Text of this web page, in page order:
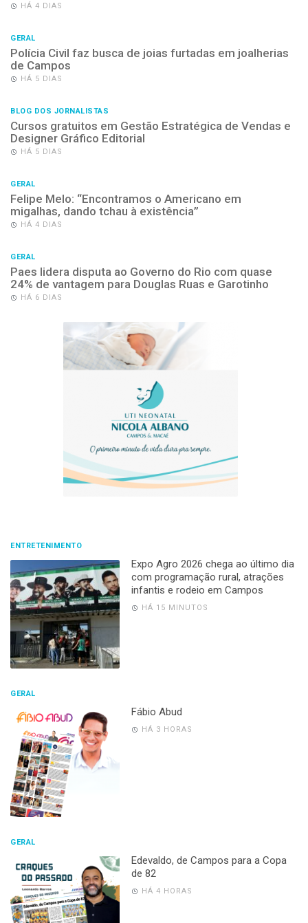
HÁ 4 DIAS
GERAL
Polícia Civil faz busca de joias furtadas em joalherias
de Campos
HÁ 5 DIAS
BLOG DOS JORNALISTAS
Cursos gratuitos em Gestão Estratégica de Vendas e
Designer Gráfico Editorial
HÁ 5 DIAS
GERAL
Felipe Melo: “Encontramos o Americano em
migalhas, dando tchau à existência”
HÁ 4 DIAS
GERAL
Paes lidera disputa ao Governo do Rio com quase
24% de vantagem para Douglas Ruas e Garotinho
HÁ 6 DIAS
ENTRETENIMENTO
Expo Agro 2026 chega ao último dia
com programação rural, atrações
infantis e rodeio em Campos
HÁ 15 MINUTOS
GERAL
Fábio Abud
HÁ 3 HORAS
GERAL
Edevaldo, de Campos para a Copa
de 82
HÁ 4 HORAS